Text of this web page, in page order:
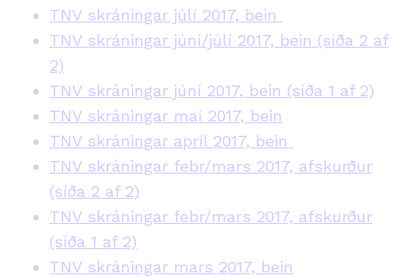
TNV skráningar júlí 2017, bein
TNV skráningar júní/júlí 2017, bein (síða 2 af
2)
TNV skráningar júní 2017, bein (síða 1 af 2)
TNV skráningar maí 2017, bein
TNV skráningar apríl 2017, bein
TNV skráningar febr/mars 2017, afskurður
(síða 2 af 2)
TNV skráningar febr/mars 2017, afskurður
(síða 1 af 2)
TNV skráningar mars 2017, bein